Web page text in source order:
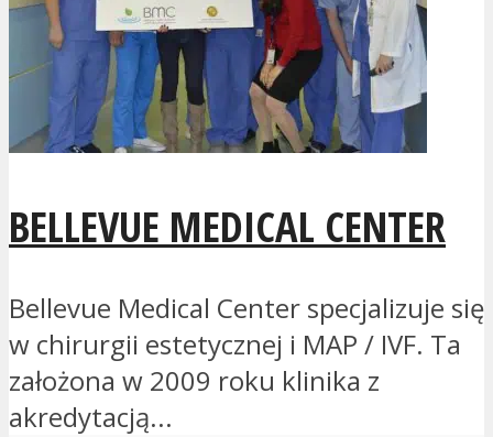
BELLEVUE MEDICAL CENTER
Bellevue Medical Center specjalizuje się
w chirurgii estetycznej i MAP / IVF. Ta
założona w 2009 roku klinika z
akredytacją...